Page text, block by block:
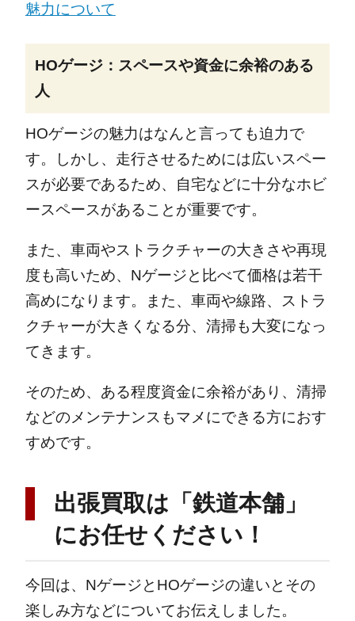
魅力について
HOゲージ：スペースや資金に余裕のある
人
HOゲージの魅力はなんと言っても迫力で
す。しかし、走行させるためには広いスペー
スが必要であるため、自宅などに十分なホビ
ースペースがあることが重要です。
また、車両やストラクチャーの大きさや再現
度も高いため、Nゲージと比べて価格は若干
高めになります。また、車両や線路、ストラ
クチャーが大きくなる分、清掃も大変になっ
てきます。
そのため、ある程度資金に余裕があり、清掃
などのメンテナンスもマメにできる方におす
すめです。
出張買取は 「鉄道本舗」
にお任せください！
今回は、NゲージとHOゲージの違いとその
楽しみ方などについてお伝えしました。